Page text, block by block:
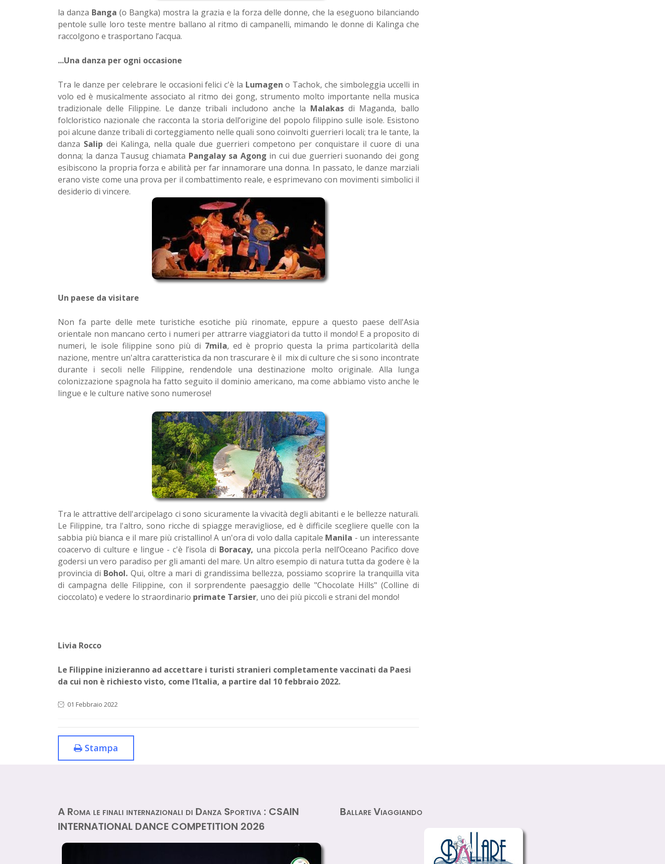
la danza Banga (o Bangka) mostra la grazia e la forza delle donne, che la eseguono bilanciando
pentole sulle loro teste mentre ballano al ritmo di campanelli, mimando le donne di Kalinga che
raccolgono e trasportano l’acqua.
...Una danza per ogni occasione
Tra le danze per celebrare le occasioni felici c'è la Lumagen o Tachok, che simboleggia uccelli in
volo ed è musicalmente associato al ritmo dei gong, strumento molto importante nella musica
tradizionale delle Filippine. Le danze tribali includono anche la Malakas di Maganda, ballo
folcloristico nazionale che racconta la storia dell’origine del popolo filippino sulle isole. Esistono
poi alcune danze tribali di corteggiamento nelle quali sono coinvolti guerrieri locali; tra le tante, la
danza Salip dei Kalinga, nella quale due guerrieri competono per conquistare il cuore di una
donna; la danza Tausug chiamata Pangalay sa Agong in cui due guerrieri suonando dei gong
esibiscono la propria forza e abilità per far innamorare una donna. In passato, le danze marziali
erano viste come una prova per il combattimento reale, e esprimevano con movimenti simbolici il
desiderio di vincere.
Un paese da visitare
Non fa parte delle mete turistiche esotiche più rinomate, eppure a questo paese dell'Asia
orientale non mancano certo i numeri per attrarre viaggiatori da tutto il mondo! E a proposito di
numeri, le isole filippine sono più di 7mila, ed è proprio questa la prima particolarità della
nazione, mentre un'altra caratteristica da non trascurare è il mix di culture che si sono incontrate
durante i secoli nelle Filippine, rendendole una destinazione molto originale. Alla lunga
colonizzazione spagnola ha fatto seguito il dominio americano, ma come abbiamo visto anche le
lingue e le culture native sono numerose!
Tra le attrattive dell'arcipelago ci sono sicuramente la vivacità degli abitanti e le bellezze naturali.
Le Filippine, tra l'altro, sono ricche di spiagge meravigliose, ed è difficile scegliere quelle con la
sabbia più bianca e il mare più cristallino! A un'ora di volo dalla capitale Manila - un interessante
coacervo di culture e lingue - c'è l’isola di Boracay, una piccola perla nell’Oceano Pacifico dove
godersi un vero paradiso per gli amanti del mare. Un altro esempio di natura tutta da godere è la
provincia di Bohol. Qui, oltre a mari di grandissima bellezza, possiamo scoprire la tranquilla vita
di campagna delle Filippine, con il sorprendente paesaggio delle "Chocolate Hills" (Colline di
cioccolato) e vedere lo straordinario primate Tarsier, uno dei più piccoli e strani del mondo!
Livia Rocco
Le Filippine inizieranno ad accettare i turisti stranieri completamente vaccinati da Paesi
da cui non è richiesto visto, come l’Italia, a partire dal 10 febbraio 2022.
01 Febbraio 2022
Stampa
A Roma le finali internazionali di Danza Sportiva : CSAIN
INTERNATIONAL DANCE COMPETITION 2026
Ballare Viaggiando